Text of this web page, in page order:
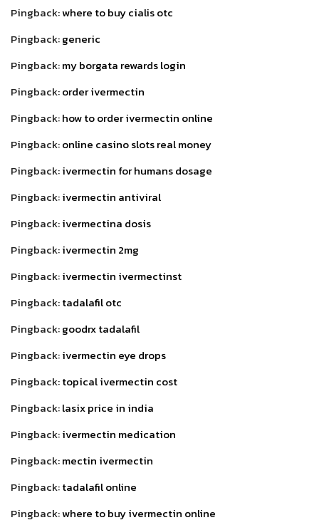
Pingback:where to buy cialis otc
Pingback:generic
Pingback:my borgata rewards login
Pingback:order ivermectin
Pingback:how to order ivermectin online
Pingback:online casino slots real money
Pingback:ivermectin for humans dosage
Pingback:ivermectin antiviral
Pingback:ivermectina dosis
Pingback:ivermectin 2mg
Pingback:ivermectin ivermectinst
Pingback:tadalafil otc
Pingback:goodrx tadalafil
Pingback:ivermectin eye drops
Pingback:topical ivermectin cost
Pingback:lasix price in india
Pingback:ivermectin medication
Pingback:mectin ivermectin
Pingback:tadalafil online
Pingback:where to buy ivermectin online